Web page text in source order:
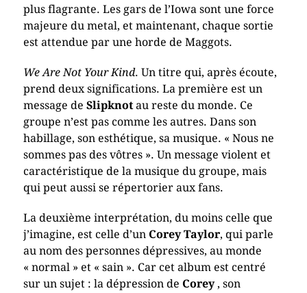
plus flagrante. Les gars de l’Iowa sont une force
majeure du metal, et maintenant, chaque sortie
est attendue par une horde de Maggots.
We Are Not Your Kind. Un titre qui, après écoute,
prend deux significations. La première est un
message de Slipknotau reste du monde. Ce
groupe n’est pas comme les autres. Dans son
habillage, son esthétique, sa musique. « Nous ne
sommes pas des vôtres ». Un message violent et
caractéristique de la musique du groupe, mais
qui peut aussi se répertorier aux fans.
La deuxième interprétation, du moins celle que
j’imagine, est celle d’un Corey Taylor, qui parle
au nom des personnes dépressives, au monde
« normal » et « sain ». Car cet album est centré
sur un sujet : la dépression de Corey, son